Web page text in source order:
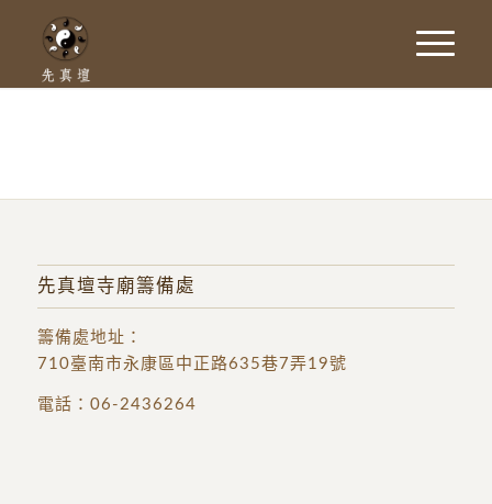
先真壇寺廟籌備處
籌備處地址 ：
710臺南市永康區中正路635巷7弄19號
電話： 06-2436264